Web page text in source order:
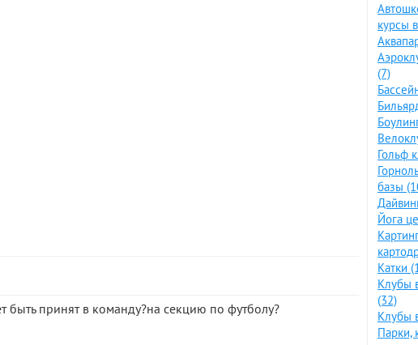
быть принят в команду?на секцию по футболу?
курсы
(7)
Гольф
базы
Йога
Катки
Клубы
(32)
Клубы
Парки,